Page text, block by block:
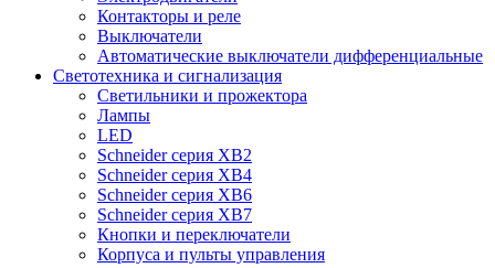
Контакторы и реле
Выключатели
Автоматические выключатели дифференциальные
Светотехника и сигнализация
Светильники и прожектора
Лампы
LED
Schneider серия XB2
Schneider серия XB4
Schneider серия XB6
Schneider серия XB7
Кнопки и переключатели
Корпуса и пульты управления